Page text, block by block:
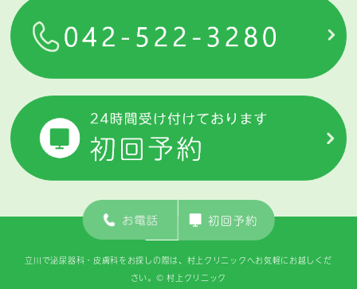
立川で泌尿器科・皮膚科をお探しの際は、村上クリニックへお気軽にお越しくだ
さい。 © 村上クリニック